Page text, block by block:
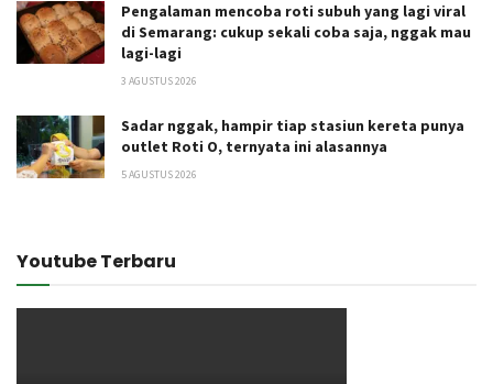
Pengalaman mencoba roti subuh yang lagi viral
di Semarang: cukup sekali coba saja, nggak mau
lagi-lagi
3 AGUSTUS 2026
Sadar nggak, hampir tiap stasiun kereta punya
outlet Roti O, ternyata ini alasannya
5 AGUSTUS 2026
Youtube Terbaru